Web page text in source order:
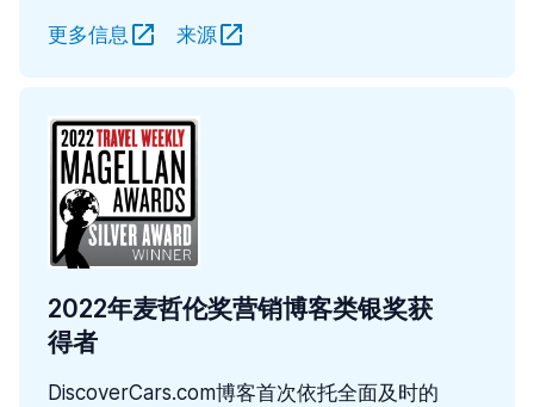
更多信息
来源
2022年麦哲伦奖营销博客类银奖获
得者
DiscoverCars.com博客首次依托全面及时的